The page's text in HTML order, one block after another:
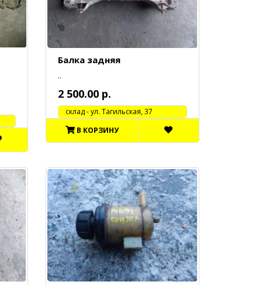
Балка задняя
..
2 500.00 р.
cклад - ул. Тагильская, 37
В КОРЗИНУ